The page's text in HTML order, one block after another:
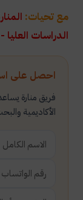
احصل على
فريق منارة
الأكاديمية
مع تحيات:
الدراسات العليا -